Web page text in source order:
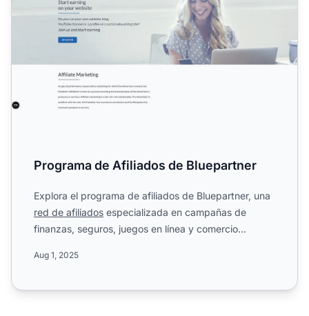
Programa de Afiliados de Bluepartner
Explora el programa de afiliados de Bluepartner, una
red de afiliados especializada en campañas de
finanzas, seguros, juegos en línea y comercio
Aug 1, 2025